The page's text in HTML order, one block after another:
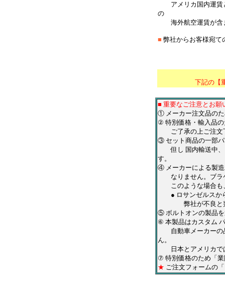
アメリカ国内運賃
の
海外航空運賃が含
■ 弊社からお客様宛て
下記の【
■ 重要なご注意とお願
① メーカー注文品の
② 特別価格・輸入品
ご了承の上ご注文
③ セット商品の一部
但し 国内輸送中、
す。
④ メーカーによる製
なりません。ブラ
このような場合も
● ロサンゼルスから
弊社が不良と判断
⑤ ボルトオンの製品
⑥ 本製品はカスタム
自動車メーカーの品
ん。
日本とアメリカでは
⑦ 特別価格のため「
★ ご注文フォームの